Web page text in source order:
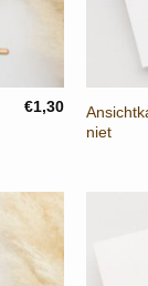
€1,30
niet